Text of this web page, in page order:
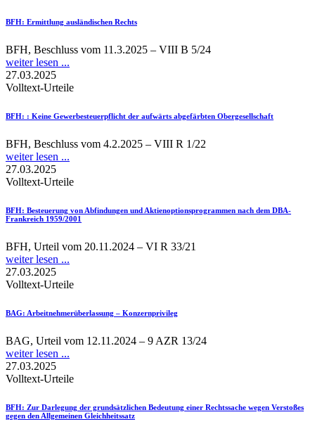
BFH: Ermittlung ausländischen Rechts
BFH, Beschluss vom 11.3.2025 – VIII B 5/24
weiter lesen ...
27.03.2025
Volltext-Urteile
BFH: : Keine Gewerbesteuerpflicht der aufwärts abgefärbten Obergesellschaft
BFH, Beschluss vom 4.2.2025 – VIII R 1/22
weiter lesen ...
27.03.2025
Volltext-Urteile
BFH: Besteuerung von Abfindungen und Aktienoptionsprogrammen nach dem DBA-
Frankreich 1959/2001
BFH, Urteil vom 20.11.2024 – VI R 33/21
weiter lesen ...
27.03.2025
Volltext-Urteile
BAG: Arbeitnehmerüberlassung – Konzernprivileg
BAG, Urteil vom 12.11.2024 – 9 AZR 13/24
weiter lesen ...
27.03.2025
Volltext-Urteile
BFH: Zur Darlegung der grundsätzlichen Bedeutung einer Rechtssache wegen Verstoßes
gegen den Allgemeinen Gleichheitssatz